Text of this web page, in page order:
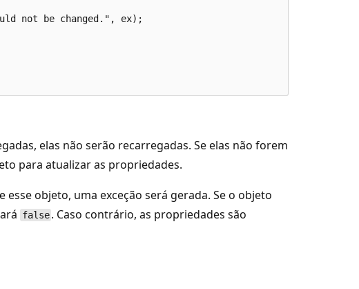
not be changed.", ex);
elas não serão recarregadas. Se elas não forem
para atualizar as propriedades.
objeto, uma exceção será gerada. Se o objeto
false . Caso contrário, as propriedades são